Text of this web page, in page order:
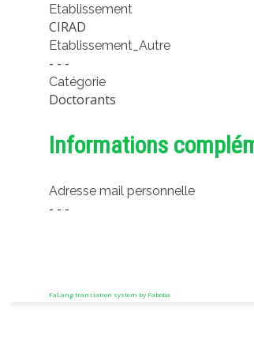
Etablissement
CIRAD
Etablissement_Autre
- - -
Catégorie
Doctorants
Informations
Adresse mail personnelle
- - -
FaLang translation system by Faboba